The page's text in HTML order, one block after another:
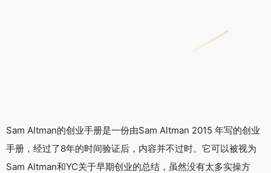
Sam Altman的创业手册是一份由Sam Altman 2015 年写的创业
手册，经过了8年的时间验证后，内容并不过时。它可以被视为
Sam Altman和YC关于早期创业的总结，虽然没有太多实操方